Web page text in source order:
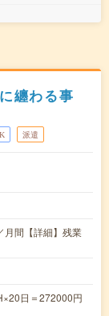
纏わる事
派遣
月間【詳細】残業
日＝272000円